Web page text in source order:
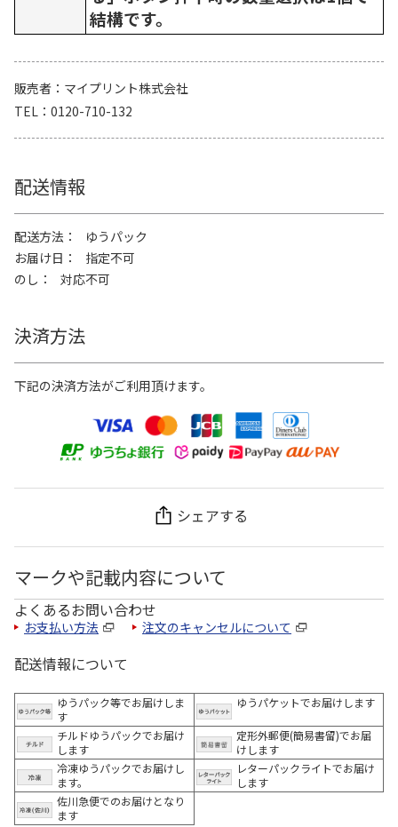
結構です。
販売者
マイプリント株式会社
TEL
0120-710-132
配送情報
配送方法
ゆうパック
お届け日
指定不可
のし
対応不可
決済方法
下記の決済方法がご利用頂けます。
シェアする
マークや記載内容について
よくあるお問い合わせ
お支払い方法 注文のキャンセルについて
配送情報について
ゆうパック等でお届けしま
す
ゆうパケットでお届けします
チルドゆうパックでお届け
します
定形外郵便(簡易書留)でお届
けします
冷凍ゆうパックでお届けし
ます。
レターパックライトでお届け
します
佐川急便でのお届けとなり
ます